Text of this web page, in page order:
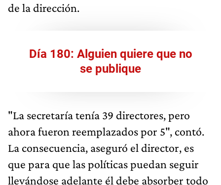
de la dirección.
Día 180: Alguien quiere que no
se publique
"La secretaría tenía 39 directores, pero
ahora fueron reemplazados por 5", contó.
La consecuencia, aseguró el director, es
que para que las políticas puedan seguir
llevándose adelante él debe absorber todo